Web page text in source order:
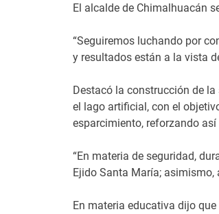
El alcalde de Chimalhuacán
“Seguiremos luchando por
y resultados están a la vista
Destacó la construcción de
el lago artificial, con el
esparcimiento, reforzando
“En materia de seguridad,
Ejido Santa María;
En materia educativa dijo